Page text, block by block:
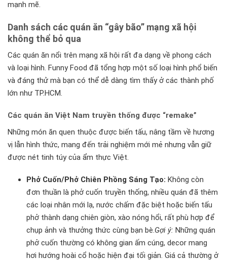
mạnh mẽ.
Danh sách các quán ăn “gây bão” mạng xã hội
không thể bỏ qua
Các quán ăn nổi trên mạng xã hội rất đa dạng về phong cách
và loại hình. Funny Food đã tổng hợp một số loại hình phổ biến
và đáng thử mà bạn có thể dễ dàng tìm thấy ở các thành phố
lớn như TP.HCM.
Các quán ăn Việt Nam truyền thống được “remake”
Những món ăn quen thuộc được biến tấu, nâng tầm về hương
vị lẫn hình thức, mang đến trải nghiệm mới mẻ nhưng vẫn giữ
được nét tinh túy của ẩm thực Việt.
Phở Cuốn/Phở Chiên Phồng Sáng Tạo: Không còn
đơn thuần là phở cuốn truyền thống, nhiều quán đã thêm
các loại nhân mới lạ, nước chấm đặc biệt hoặc biến tấu
phở thành dạng chiên giòn, xào nóng hổi, rất phù hợp để
chụp ảnh và thưởng thức cùng bạn bè.Gợi ý: Những quán
phở cuốn thường có không gian ấm cúng, decor mang
hơi hướng hoài cổ hoặc hiện đại tối giản. Giá cả thường ở